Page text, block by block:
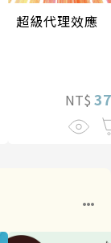
超級代理效應
NT$